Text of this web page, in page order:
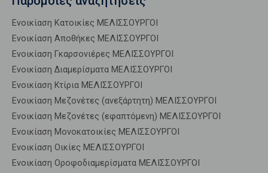
Ενοικίαση Κατοικίες ΜΕΛΙΣΣΟΥΡΓΟΙ
Ενοικίαση Αποθήκες ΜΕΛΙΣΣΟΥΡΓΟΙ
Ενοικίαση Γκαρσονιέρες ΜΕΛΙΣΣΟΥΡΓΟΙ
Ενοικίαση Διαμερίσματα ΜΕΛΙΣΣΟΥΡΓΟΙ
Ενοικίαση Κτίρια ΜΕΛΙΣΣΟΥΡΓΟΙ
Ενοικίαση Μεζονέτες (ανεξάρτητη) ΜΕΛΙΣΣΟΥΡΓΟΙ
Ενοικίαση Μεζονέτες (εφαπτόμενη) ΜΕΛΙΣΣΟΥΡΓΟΙ
Ενοικίαση Μονοκατοικίες ΜΕΛΙΣΣΟΥΡΓΟΙ
Ενοικίαση Οικίες ΜΕΛΙΣΣΟΥΡΓΟΙ
Ενοικίαση Οροφοδιαμερίσματα ΜΕΛΙΣΣΟΥΡΓΟΙ